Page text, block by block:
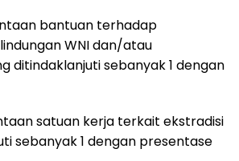
bantuan terhadap
WNI dan/atau
ditindaklanjuti sebanyak 1 dengan
satuan kerja terkait ekstradisi
sebanyak 1 dengan presentase